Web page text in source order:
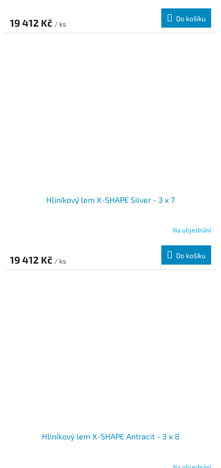
19 412 Kč / ks
Do košíku
Hliníkový lem X-SHAPE Silver - 3 x 7
Na objednání
19 412 Kč / ks
Do košíku
Hliníkový lem X-SHAPE Antracit - 3 x 8